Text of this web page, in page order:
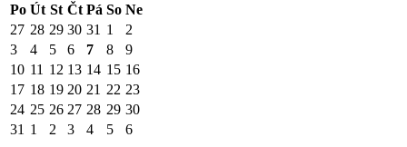
Po Út St Čt Pá So Ne
27 28 29 30 31 1
2
3
4 5 6 7 8
9
10 11 12 13 14 15 16
17 18 19 20 21 22 23
24 25 26 27 28 29 30
31 1 2 3 4 5 6